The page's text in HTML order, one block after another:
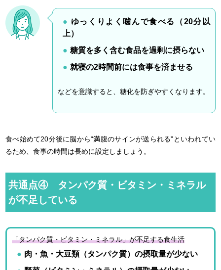
ゆっくりよく噛んで食べる（20分以
上）
糖質を多く含む食品を過剰に摂らない
就寝の2時間前には食事を済ませる
などを意識すると、糖化を防ぎやすくなります。
食べ始めて20分後に脳から“満腹のサインが送られる”といわれてい
るため、食事の時間は長めに設定しましょう。
共通点④ タンパク質・ビタミン・ミネラル
が不足している
「タンパク質・ビタミン・ミネラル」が不足する食生活
肉・魚・大豆類（タンパク質）の摂取量が少ない